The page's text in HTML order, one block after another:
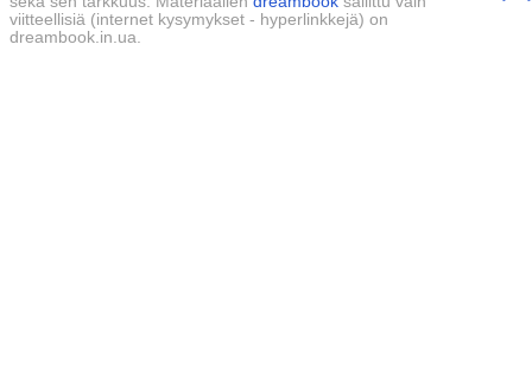
viitteellisiä (internet kysymykset - hyperlinkkejä) on
dreambook.in.ua.